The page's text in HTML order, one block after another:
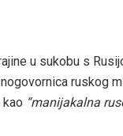
u sukobu s
ruskog
“manijakalna